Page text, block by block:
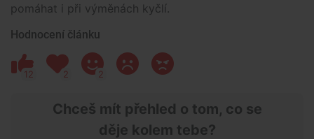
pomáhat i při výměnách kyčlí.
Hodnocení článku
12 2 2
Chceš mít přehled o tom, co se
děje kolem tebe?